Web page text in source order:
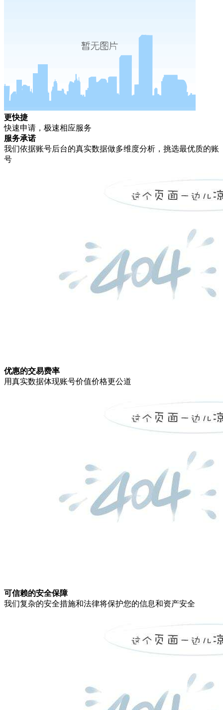
更快捷
快速申请，极速相应服务
服务承诺
我们依据账号后台的真实数据做多维度分析，挑选最优质的账
号
优惠的交易费率
用真实数据体现账号价值价格更公道
可信赖的安全保障
我们复杂的安全措施和法律将保护您的信息和资产安全